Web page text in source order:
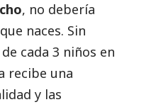
, no debería
naces. Sin
cada 3 niños en
recibe una
y las